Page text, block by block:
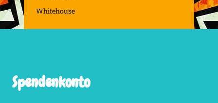
Whitehouse
Spendenkonto